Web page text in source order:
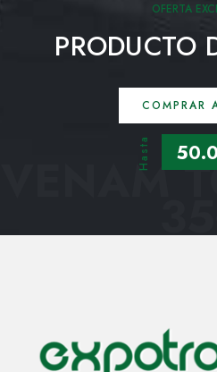
OFERTA
PRODUCTO
COMPRAR
Hasta
VENAM
35